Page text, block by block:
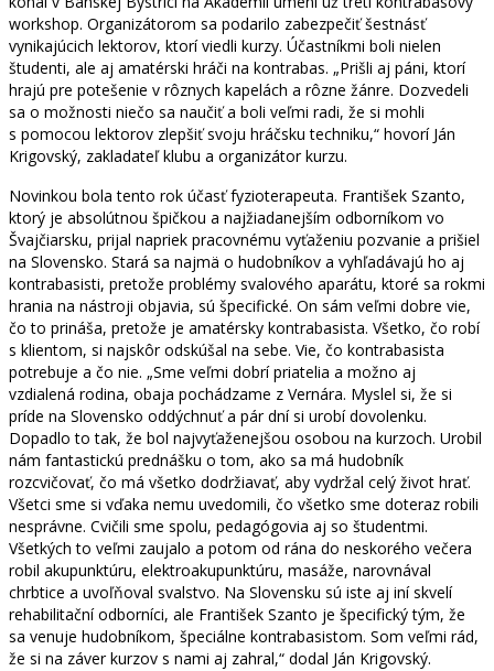
workshop. Organizátorom sa podarilo zabezpečiť šestnásť
vynikajúcich lektorov, ktorí viedli kurzy. Účastníkmi boli nielen
študenti, ale aj amatérski hráči na kontrabas. „Prišli aj páni, ktorí
hrajú pre potešenie v rôznych kapelách a rôzne žánre. Dozvedeli
sa o možnosti niečo sa naučiť a boli veľmi radi, že si mohli
s pomocou lektorov zlepšiť svoju hráčsku techniku,“ hovorí Ján
Krigovský, zakladateľ klubu a organizátor kurzu.
Novinkou bola tento rok účasť fyzioterapeuta. František Szanto,
ktorý je absolútnou špičkou a najžiadanejším odborníkom vo
Švajčiarsku, prijal napriek pracovnému vyťaženiu pozvanie a prišiel
na Slovensko. Stará sa najmä o hudobníkov a vyhľadávajú ho aj
kontrabasisti, pretože problémy svalového aparátu, ktoré sa rokmi
hrania na nástroji objavia, sú špecifické. On sám veľmi dobre vie,
čo to prináša, pretože je amatérsky kontrabasista. Všetko, čo robí
s klientom, si najskôr odskúšal na sebe. Vie, čo kontrabasista
potrebuje a čo nie. „Sme veľmi dobrí priatelia a možno aj
vzdialená rodina, obaja pochádzame z Vernára. Myslel si, že si
príde na Slovensko oddýchnuť a pár dní si urobí dovolenku.
Dopadlo to tak, že bol najvyťaženejšou osobou na kurzoch. Urobil
nám fantastickú prednášku o tom, ako sa má hudobník
rozcvičovať, čo má všetko dodržiavať, aby vydržal celý život hrať.
Všetci sme si vďaka nemu uvedomili, čo všetko sme doteraz robili
nesprávne. Cvičili sme spolu, pedagógovia aj so študentmi.
Všetkých to veľmi zaujalo a potom od rána do neskorého večera
robil akupunktúru, elektroakupunktúru, masáže, narovnával
chrbtice a uvoľňoval svalstvo. Na Slovensku sú iste aj iní skvelí
rehabilitační odborníci, ale František Szanto je špecifický tým, že
sa venuje hudobníkom, špeciálne kontrabasistom. Som veľmi rád,
že si na záver kurzov s nami aj zahral,“ dodal Ján Krigovský.